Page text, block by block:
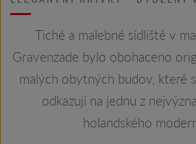
Tiché a malebné sídliště v
Gravenzade bylo obohaceno
malých obytných budov, které
odkazují na jednu z
holandského